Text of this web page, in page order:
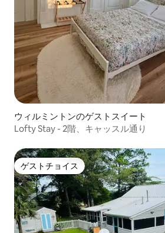
ウィルミントンのゲストスイート
Lofty Stay - 2階、キャッスル通り
ゲストチョイス
ゲストチョイス